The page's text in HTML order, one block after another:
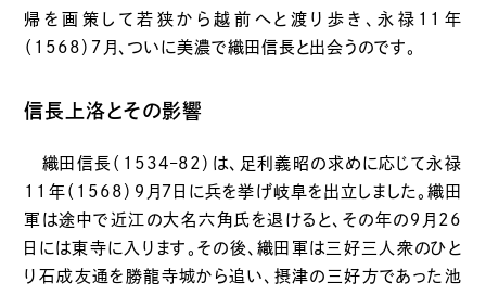
帰を画策して若狭から越前へと渡り歩き、永禄11年
（1568）７月、ついに美濃で織田信長と出会うのです。
信長上洛とその影響
織田信長（1534–82）は、足利義昭の求めに応じて永禄
11年（1568）９月７日に兵を挙げ岐阜を出立しました。織田
軍は途中で近江の大名六角氏を退けると、その年の９月26
日には東寺に入ります。その後、織田軍は三好三人衆のひと
り石成友通を勝龍寺城から追い、摂津の三好方であった池